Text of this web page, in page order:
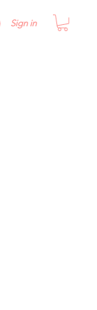
Sign in